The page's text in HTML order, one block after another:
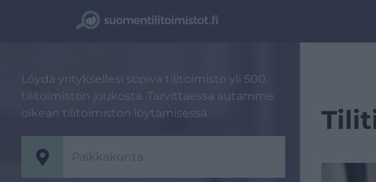
Löydä yrityksellesi sopiva tilitoimisto yli 500
tilitoimiston joukosta. Tarvittaessa autamme
oikean tilitoimiston löytämisessä.